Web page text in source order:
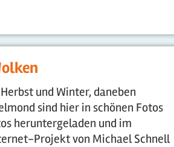
und Winter, daneben
sind hier in schönen Fotos
heruntergeladen und im
Projekt von Michael Schnell